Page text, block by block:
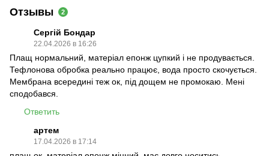
Отзывы 2
Сергій Бондар
22.04.2026 в 16:26
Плащ нормальний, матеріал епонж цупкий і не продувається.
Тефлонова обробка реально працює, вода просто скочується.
Мембрана всередині теж ок, під дощем не промокаю. Мені
сподобався.
Ответить
артем
17.04.2026 в 17:14